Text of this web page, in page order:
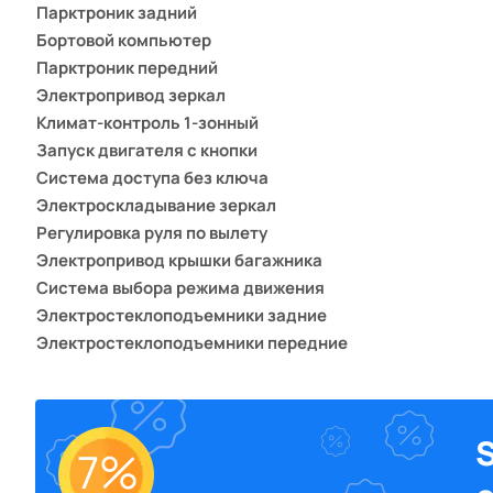
Беспроводная зарядка для смартфона
ЭЛЕМЕНТЫ ЭКСТЕРЬЕРА
Диски 18
Рейлинги на крыше
ЗАЩИТА ОТ УГОНА
Иммобилайзер
Сигнализация
Центральный замок
БЕЗОПАСНОСТЬ
Датчик давления в шинах
Система стабилизации (ESP)
Система контроля слепых зон
Подушки безопасности боковые
Подушка безопасности водителя
Bluetooth
Премиальная аудиосистема
Мультимедиа система с ЖК-экраном
ЭЛЕМЕНТЫ ЭКСТЕРЬЕРА
ЗАЩИТА ОТ УГОНА
БЕЗОПАСНОСТЬ
Датчик давления в шинах
Парктроник задний
Бортовой компьютер
Парктроник передний
Электропривод зеркал
Климат-контроль 1-зонный
Запуск двигателя с кнопки
Система доступа без ключа
Электроскладывание зеркал
Регулировка руля по вылету
Электропривод крышки багажника
Система выбора режима движения
Электростеклоподъемники задние
Электростеклоподъемники передние
Светодиодные фары
Дневные ходовые огни
Автоматический корректор фар
Электрообогрев боковых зеркал
7%